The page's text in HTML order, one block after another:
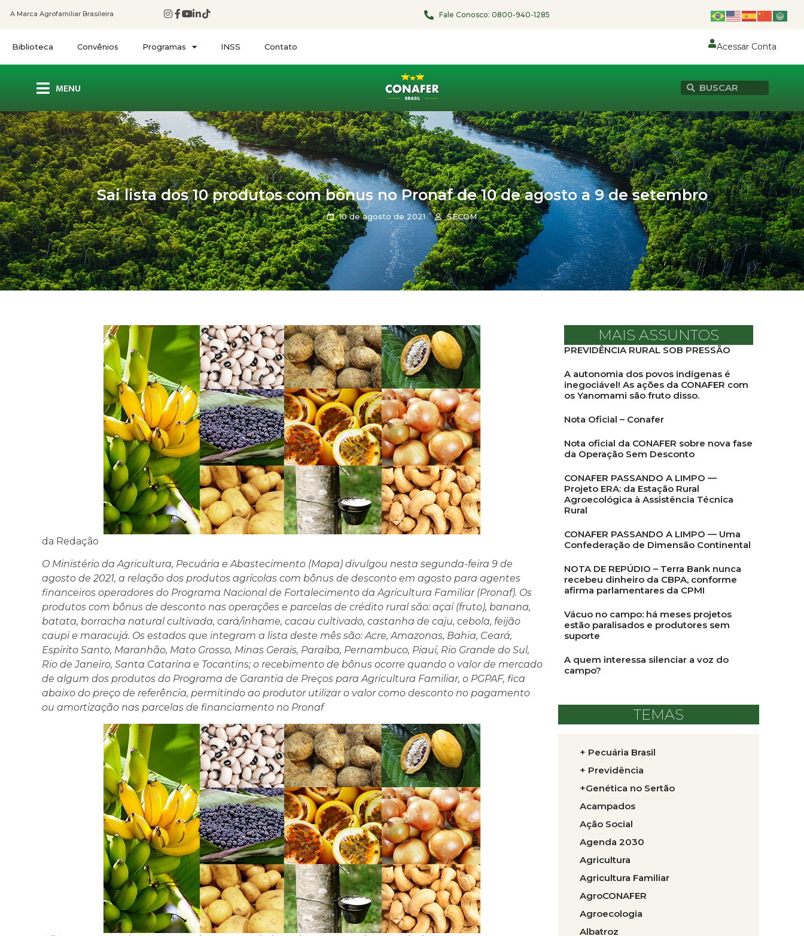
A Marca Agrofamiliar Brasileira Fale Conosco: 0800-940-1285
Biblioteca Convênios Programas INSS Contato Acessar Conta
MENU
Sai lista dos 10 produtos com bônus no Pronaf de 10 de agosto a 9 de setembro
10 de agosto de 2021 SECOM
da Redação
O Ministério da Agricultura, Pecuária e Abastecimento (Mapa) divulgou nesta segunda-feira 9 de
agosto de 2021, a relação dos produtos agrícolas com bônus de desconto em agosto para agentes
financeiros operadores do Programa Nacional de Fortalecimento da Agricultura Familiar (Pronaf). Os
produtos com bônus de desconto nas operações e parcelas de crédito rural são: açaí (fruto), banana,
batata, borracha natural cultivada, cará/inhame, cacau cultivado, castanha de caju, cebola, feijão
caupi e maracujá. Os estados que integram a lista deste mês são: Acre, Amazonas, Bahia, Ceará,
Espírito Santo, Maranhão, Mato Grosso, Minas Gerais, Paraíba, Pernambuco, Piauí, Rio Grande do Sul,
Rio de Janeiro, Santa Catarina e Tocantins; o recebimento de bônus ocorre quando o valor de mercado
de algum dos produtos do Programa de Garantia de Preços para Agricultura Familiar, o PGPAF, fica
abaixo do preço de referência, permitindo ao produtor utilizar o valor como desconto no pagamento
ou amortização nas parcelas de financiamento no Pronaf
MAIS ASSUNTOS
PREVIDÊNCIA RURAL SOB PRESSÃO
A autonomia dos povos indígenas é
inegociável! As ações da CONAFER com
os Yanomami são fruto disso.
Nota Oficial – Conafer
Nota oficial da CONAFER sobre nova fase
da Operação Sem Desconto
CONAFER PASSANDO A LIMPO —
Projeto ERA: da Estação Rural
Agroecológica à Assistência Técnica
Rural
CONAFER PASSANDO A LIMPO — Uma
Confederação de Dimensão Continental
NOTA DE REPÚDIO – Terra Bank nunca
recebeu dinheiro da CBPA, conforme
afirma parlamentares da CPMI
Vácuo no campo: há meses projetos
estão paralisados e produtores sem
suporte
A quem interessa silenciar a voz do
campo?
TEMAS
+ Pecuária Brasil
+ Previdência
+Genética no Sertão
Acampados
Ação Social
Agenda 2030
Agricultura
Agricultura Familiar
AgroCONAFER
Agroecologia
Albatroz